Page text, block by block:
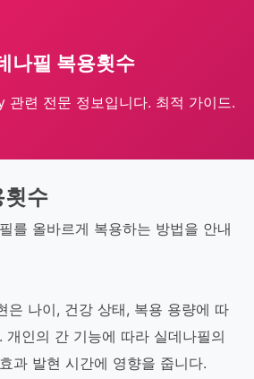
나필 복용횟수
련 전문 정보입니다. 최적 가이드.
횟수
를 올바르게 복용하는 방법을 안내
은 나이, 건강 상태, 복용 용량에 따
개인의 간 기능에 따라 실데나필의
과 발현 시간에 영향을 줍니다.